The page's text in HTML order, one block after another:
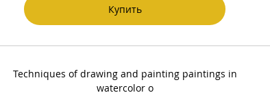
Купить
Techniques of drawing and painting paintings in
watercolor o